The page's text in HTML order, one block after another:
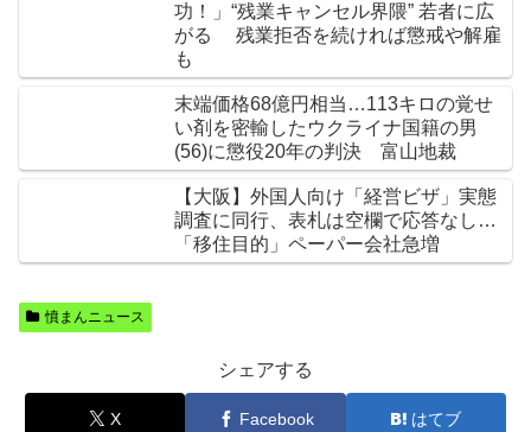
功！」“残業キャンセル界隈” 若者に広
がる 残業拒否を続ければ懲戒や解雇
も
末端価格68億円相当…113キロの覚せ
い剤を密輸したウクライナ国籍の男
(56)に懲役20年の判決 富山地裁
【大阪】外国人向け「経営ビザ」実態
調査に同行、表札は空欄で応答なし…
「移住目的」ペーパー会社急増
憤まんニュース
シェアする
X Facebook はてブ